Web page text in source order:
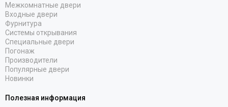
Межкомнатные двери
Входные двери
Фурнитура
Системы открывания
Специальные двери
Погонаж
Производители
Популярные двери
Новинки
Полезная информация